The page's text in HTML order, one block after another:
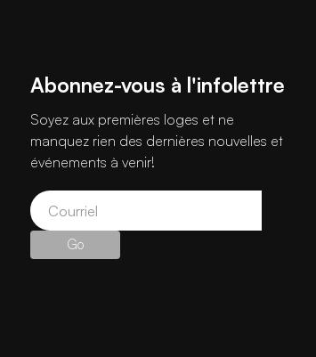
Abonnez-vous à l'infolettre
Soyez aux premières loges et ne
manquez rien des dernières nouvelles et
événements à venir!